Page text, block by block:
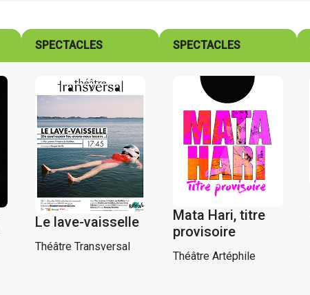
SPECTACLES
Le lave-vaisselle
Théâtre Transversal
SPECTACLES
Mata Hari, titre
provisoire
Théâtre Artéphile